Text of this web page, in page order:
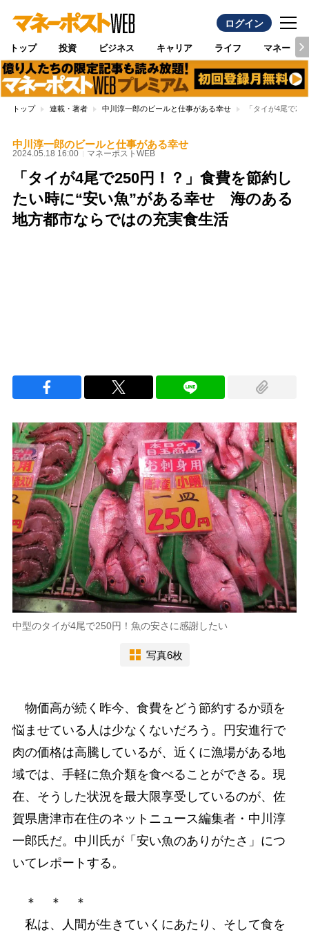
ログイン
トップ 投資 ビジネス キャリア ライフ マネー
トップ 連載・著者 中川淳一郎のビールと仕事がある幸せ 「タイが4尾で
中川淳一郎のビールと仕事がある幸せ
2024.05.18 16:00 マネーポストWEB
「タイが4尾で250円！？」食費を節約し
たい時に“安い魚”がある幸せ 海のある
地方都市ならではの充実食生活
中型のタイが4尾で250円！魚の安さに感謝したい
写真6枚
物価高が続く昨今、食費をどう節約するか頭を
悩ませている人は少なくないだろう。円安進行で
肉の価格は高騰しているが、近くに漁場がある地
域では、手軽に魚介類を食べることができる。現
在、そうした状況を最大限享受しているのが、佐
賀県唐津市在住のネットニュース編集者・中川淳
一郎氏だ。中川氏が「安い魚のありがたさ」につ
いてレポートする。
＊ ＊ ＊
私は、人間が生きていくにあたり、そして食を